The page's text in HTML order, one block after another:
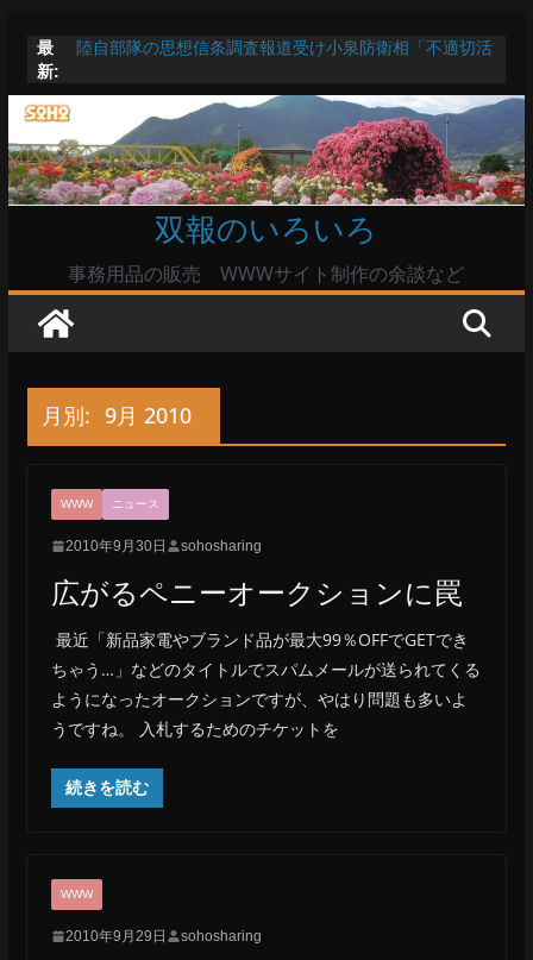
テ
ン
ツ
へ
ッ
最
新:
高市首相とは隙間風が吹く鈴木憲和農水相
動ない」で良いのか
命綱のエアコンも危ない
お盆は関東・東北で平年より低い気温に お盆明けはま
た暑い
Windowsユーザーは公共の共有Wi-Fiは使うな?
双報のいろいろ
事務用品の販売 WWWサイト制作の余談など
月別: 9月 2010
WWW ニュース
2010年9月30日 sohosharing
広がるペニーオークションに罠
最近「新品家電やブランド品が最大99％OFFでGETでき
ちゃう…」などのタイトルでスパムメールが送られてくる
ようになったオークションですが、やはり問題も多いよ
うですね。 入札するためのチケットを
続きを読む
WWW
2010年9月29日 sohosharing